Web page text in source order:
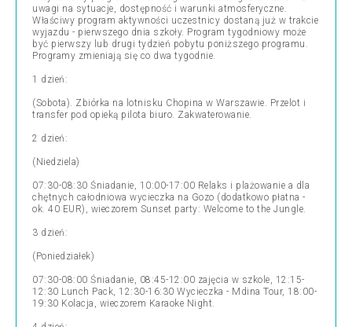
uwagi na sytuacje, dostępność i warunki atmosferyczne.
Właściwy program aktywności uczestnicy dostaną już w trakcie
wyjazdu - pierwszego dnia szkoły. Program tygodniowy może
być pierwszy lub drugi tydzień pobytu poniższego programu.
Programy zmieniają się co dwa tygodnie.
1 dzień:
(Sobota). Zbiórka na lotnisku Chopina w Warszawie. Przelot i
transfer pod opieką pilota biuro. Zakwaterowanie.
2 dzień:
(Niedziela)
07:30-08:30 Śniadanie, 10:00-17:00 Relaks i plażowanie a dla
chętnych całodniowa wycieczka na Gozo (dodatkowo płatna -
ok. 40 EUR), wieczorem Sunset party: Welcome to the Jungle.
3 dzień:
(Poniedziałek)
07:30-08:00 Śniadanie, 08:45-12:00 zajęcia w szkole, 12:15-
12:30 Lunch Pack, 12:30-16:30 Wycieczka - Mdina Tour, 18:00-
19:30 Kolacja, wieczorem Karaoke Night.